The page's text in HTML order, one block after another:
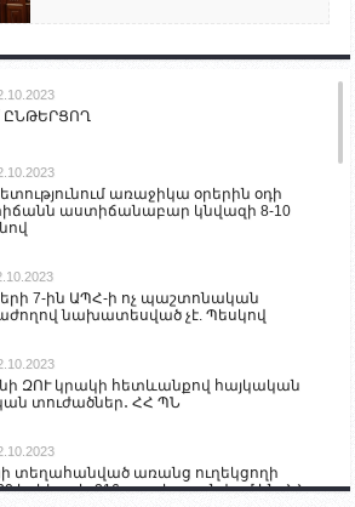
ԸՆԹԵՐՑՈՂ
առաջիկա օրերին օդի
աստիճանաբար կնվազի 8-10
7-ին ԱՊՀ-ի ոչ պաշտոնական
նախատեսված չէ. Պեսկով
ԶՈՒ կրակի հետևանքով հայկական
տուժածներ․ ՀՀ ՊՆ
տեղահանված առանց ուղեկցողի
երեխա և 216 տարեց գտնվում են ՀՀ